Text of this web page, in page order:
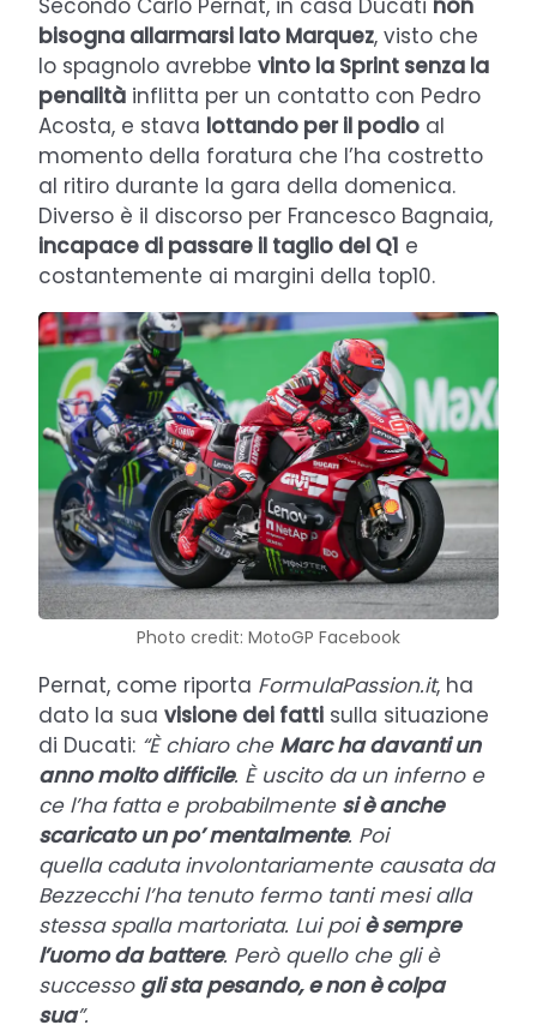
Secondo Carlo Pernat, in casa Ducati non
bisogna allarmarsi lato Marquez, visto che
lo spagnolo avrebbe vinto la Sprint senza la
penalità inflitta per un contatto con Pedro
Acosta, e stava lottando per il podio al
momento della foratura che l’ha costretto
al ritiro durante la gara della domenica.
Diverso è il discorso per Francesco Bagnaia,
incapace di passare il taglio del Q1 e
costantemente ai margini della top10.
Photo credit: MotoGP Facebook
Pernat, come riporta FormulaPassion.it, ha
dato la sua visione dei fatti sulla situazione
di Ducati: “È chiaro che Marc ha davanti un
anno molto difficile. È uscito da un inferno e
ce l’ha fatta e probabilmente si è anche
scaricato un po’ mentalmente. Poi
quella caduta involontariamente causata da
Bezzecchi l’ha tenuto fermo tanti mesi alla
stessa spalla martoriata. Lui poiè sempre
l’uomo da battere. Però quello che gli è
successo gli sta pesando, e non è colpa
sua”.